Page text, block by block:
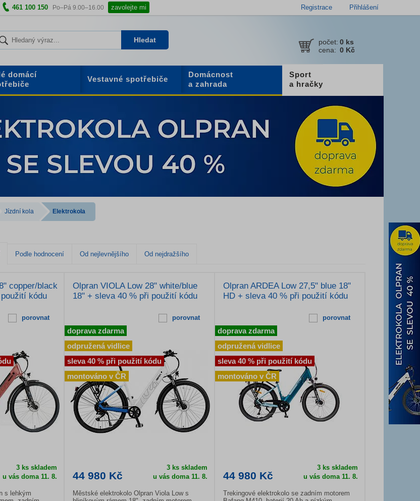
461 100 150 Po–Pá 9.00–16.00 zavolejte mi Registrace Přihlášení
počet: 0 ks
cena: 0 Kč
Hledat
domácí
Vestavné spotřebiče
Domácnost
a zahrada
Sport
a hračky
Jízdní kola Elektrokola
Podle hodnocení Od nejlevnějšího Od nejdražšího
copper/black
kódu
porovnat
3 ks skladem
u vás doma 11. 8.
s lehkým
Olpran VIOLA Low 28" white/blue
18" + sleva 40 % při použití kódu
porovnat
44 980 Kč
3 ks skladem
u vás doma 11. 8.
Městské elektrokolo Olpran Viola Low s
odpružená vidlice
sleva 40 % při použití kódu
montováno v ČR
doprava zdarma
Olpran ARDEA Low 27,5" blue 18"
HD + sleva 40 % při použití kódu
porovnat
44 980 Kč
3 ks skladem
u vás doma 11. 8.
Trekingové elektrokolo se zadním motorem
odpružená vidlice
sleva 40 % při použití kódu
montováno v ČR
doprava zdarma